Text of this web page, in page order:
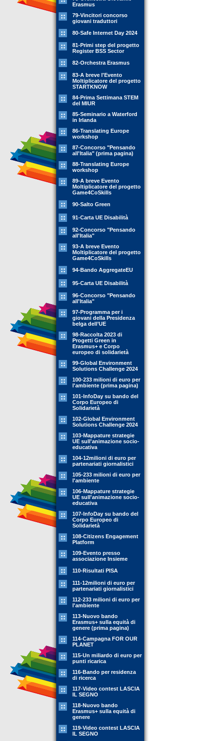
Erasmus
79-Vincitori concorso
giovani traduttori
80-Safe Internet Day 2024
81-Primi step del progetto
Register BSS Sector
82-Orchestra Erasmus
83-A breve l'Evento
Moltiplicatore del progetto
STARTKNOW
84-Prima Settimana STEM
del MIUR
85-Seminario a Waterford
in Irlanda
86-Translating Europe
workshop
87-Concorso "Pensando
all'Italia" (prima pagina)
88-Translating Europe
workshop
89-A breve Evento
Moltiplicatore del progetto
Game4CoSkills
90-Salto Green
91-Carta UE Disabilità
92-Concorso "Pensando
all'Italia"
93-A breve Evento
Moltiplicatore del progetto
Game4CoSkills
94-Bando AggregateEU
95-Carta UE Disabilità
96-Concorso "Pensando
all'Italia"
97-Programma per i
giovani della Presidenza
belga dell’UE
98-Raccolta 2023 di
Progetti Green in
Erasmus+ e Corpo
europeo di solidarietà
99-Global Environment
Solutions Challenge 2024
100-233 milioni di euro per
l'ambiente (prima pagina)
101-InfoDay su bando del
Corpo Europeo di
Solidarietà
102-Global Environment
Solutions Challenge 2024
103-Mappature strategie
UE sull'animazione socio-
educativa
104-12milioni di euro per
partenariati giornalistici
105-233 milioni di euro per
l'ambiente
106-Mappature strategie
UE sull'animazione socio-
educativa
107-InfoDay su bando del
Corpo Europeo di
Solidarietà
108-Citizens Engagement
Platform
109-Evento presso
associazione Insieme
110-Risultati PISA
111-12milioni di euro per
partenariati giornalistici
112-233 milioni di euro per
l'ambiente
113-Nuovo bando
Erasmus+ sulla equità di
genere (prima pagina)
114-Campagna FOR OUR
PLANET
115-Un miliardo di euro per
punti ricarica
116-Bando per residenza
di ricerca
117-Video contest LASCIA
IL SEGNO
118-Nuovo bando
Erasmus+ sulla equità di
genere
119-Video contest LASCIA
IL SEGNO